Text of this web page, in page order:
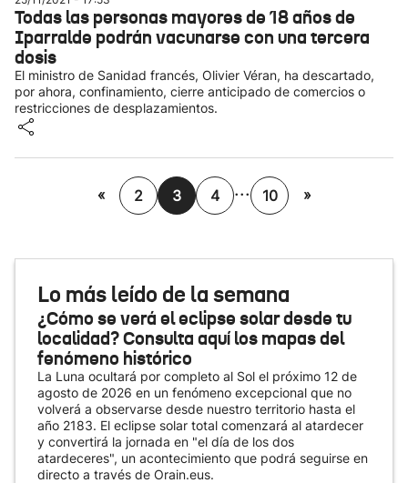
Todas las personas mayores de 18 años de
Iparralde podrán vacunarse con una tercera
dosis
El ministro de Sanidad francés, Olivier Véran, ha descartado,
por ahora, confinamiento, cierre anticipado de comercios o
restricciones de desplazamientos.
« 2 3 4 ... 10 »
Lo más leído de la semana
¿Cómo se verá el eclipse solar desde tu
localidad? Consulta aquí los mapas del
fenómeno histórico
La Luna ocultará por completo al Sol el próximo 12 de
agosto de 2026 en un fenómeno excepcional que no
volverá a observarse desde nuestro territorio hasta el
año 2183. El eclipse solar total comenzará al atardecer
y convertirá la jornada en "el día de los dos
atardeceres", un acontecimiento que podrá seguirse en
directo a través de Orain.eus.